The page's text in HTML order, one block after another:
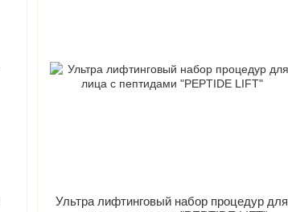
Ультра лифтинговый набор процедур для